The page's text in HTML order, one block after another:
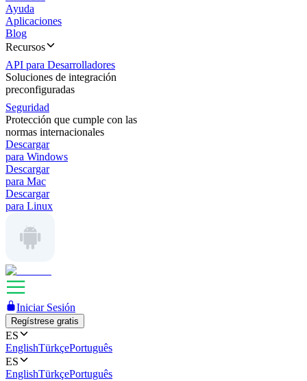
Ayuda
Aplicaciones
Blog
Recursos
API para Desarrolladores
Soluciones de integración
preconfiguradas
Seguridad
Protección que cumple con las
normas internacionales
Descargar
para Windows
Descargar
para Mac
Descargar
para Linux
Iniciar Sesión
Regístrese gratis
ES
EnglishTürkçePortuguês
ES
EnglishTürkçePortuguês